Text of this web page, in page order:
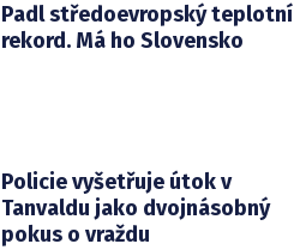
Padl středoevropský teplotní
rekord. Má ho Slovensko
Policie vyšetřuje útok v
Tanvaldu jako dvojnásobný
pokus o vraždu